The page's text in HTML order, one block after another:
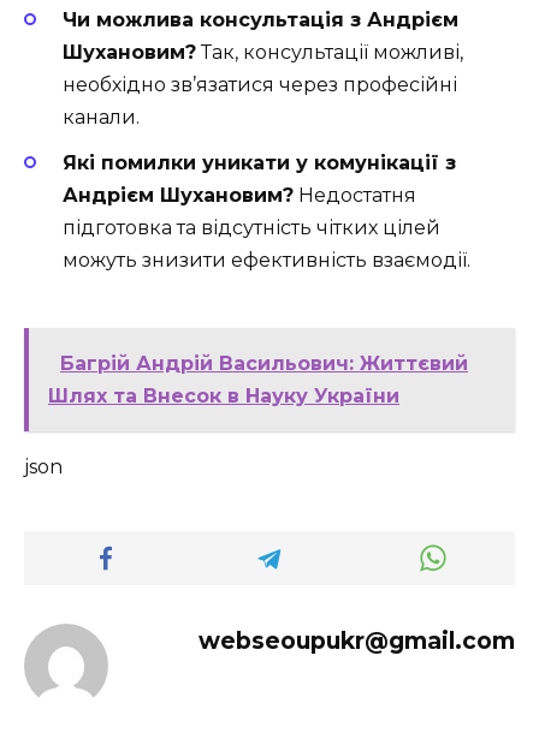
Чи можлива консультація з Андрієм
Шухановим?Так, консультації можливі,
необхідно зв’язатися через професійні
канали.
Які помилки уникати у комунікації з
Андрієм Шухановим? Недостатня
підготовка та відсутність чітких цілей
можуть знизити ефективність взаємодії.
Багрій Андрій Васильович: Життєвий
Шлях та Внесок в Науку України
json
webseoupukr@gmail.com